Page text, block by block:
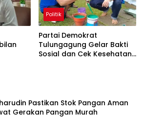
Politik
Partai Demokrat
Tulungagung Gelar Bakti
Sosial dan Cek Kesehatan
Pastikan Stok Pangan Aman
Gerakan Pangan Murah